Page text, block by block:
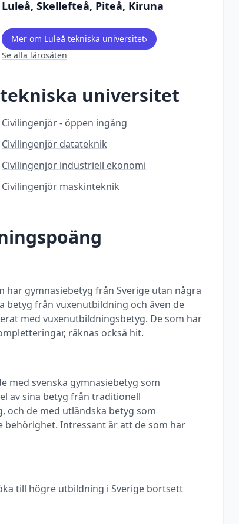
Luleå, Skellefteå, Piteå, Kiruna
Mer om Luleå tekniska universitet›
Se alla lärosäten
universitet
Civilingenjör - öppen ingång
Civilingenjör datateknik
Civilingenjör industriell ekonomi
Civilingenjör maskinteknik
gymnasiebetyg från Sverige utan några
betyg från vuxenutbildning och även de
med vuxenutbildningsbetyg. De som har
räknas också hit.
med svenska gymnasiebetyg som
av sina betyg från traditionell
de med utländska betyg som
Intressant är att de som har
till högre utbildning i Sverige bortsett